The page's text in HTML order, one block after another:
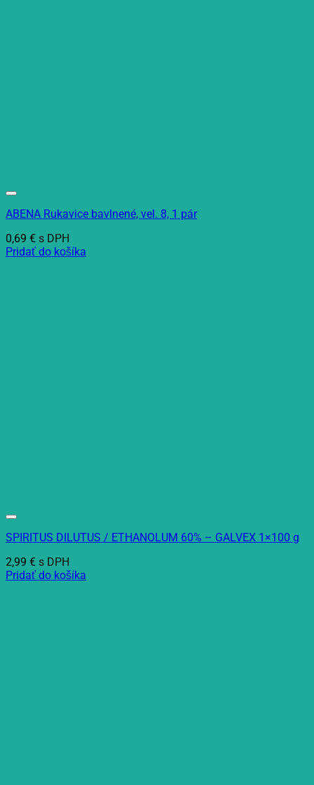
ABENA Rukavice bavlnené, vel. 8, 1 pár
0,69 € s DPH
Pridať do košíka
SPIRITUS DILUTUS / ETHANOLUM 60% – GALVEX 1×100 g
2,99 € s DPH
Pridať do košíka